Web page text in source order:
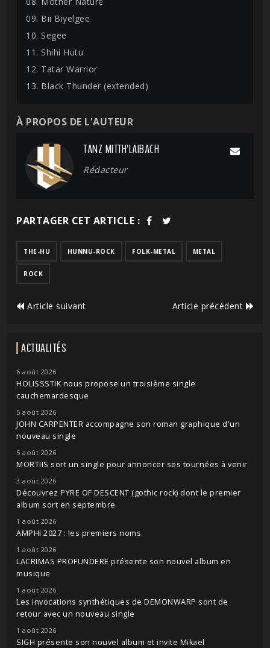
09. Bii Biyelgee
10. Segee
11. Shihi Hutu
12. Tatar Warrior
13. Black Thunder (extended)
À PROPOS DE L'AUTEUR
TANZ MITTH'LAIBACH
Rédacteur
PARTAGER CET ARTICLE :
THE-HU HUNNU-ROCK FOLK-METAL METAL
ROCK
Article suivant Article précédent
ACTUALITÉS
6 août 2026
HOLISSSTIK nous propose un troisième single
cauchemardesque
5 août 2026
JOHN CARPENTER accompagne son roman graphique d'un
nouveau single
5 août 2026
MORTIIS sort un single pour annoncer ses tournées à venir
3 août 2026
Découvrez PYRE OF DESCENT (gothic rock) dont le premier
album sort en septembre
1 août 2026
AMPHI 2027 : les premiers noms
1 août 2026
LACRIMAS PROFUNDERE présente son nouvel album en
musique
1 août 2026
Les invocations synthétiques de DEMONWARP sont de
retour avec un nouveau single
1 août 2026
SIGH présente son nouvel album et invite Mikael